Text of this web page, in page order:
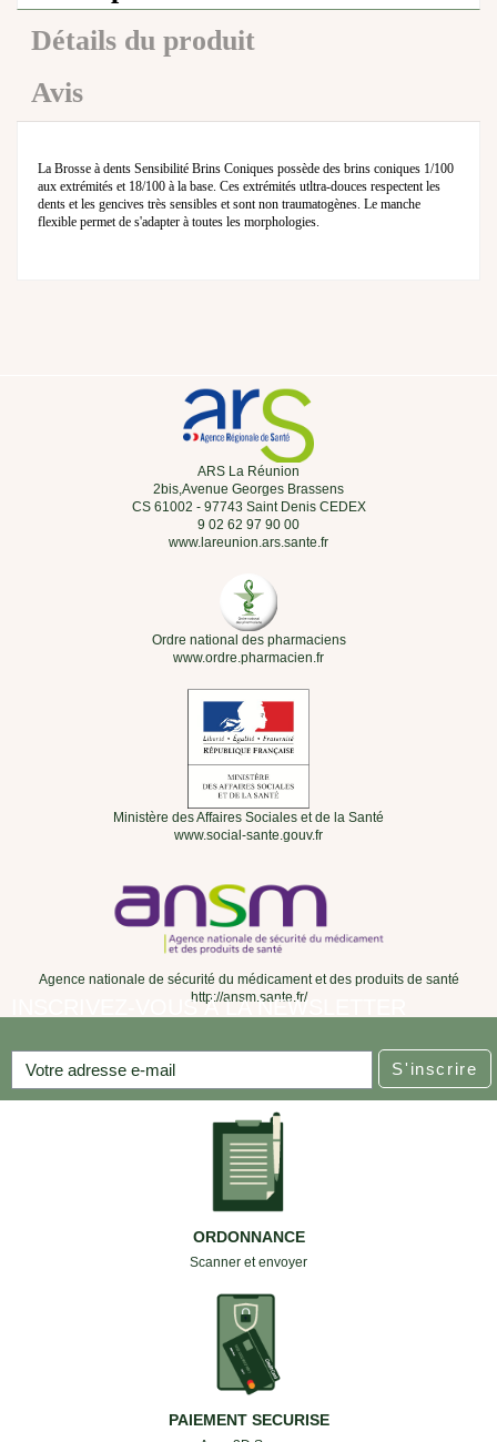
Détails du produit
Avis
La Brosse à dents Sensibilité Brins Coniques possède des brins coniques 1/100
aux extrémités et 18/100 à la base. Ces extrémités utltra-douces respectent les
dents et les gencives très sensibles et sont non traumatogènes. Le manche
flexible permet de s'adapter à toutes les morphologies.
ARS La Réunion
2bis,Avenue Georges Brassens
CS 61002 - 97743 Saint Denis CEDEX
9 02 62 97 90 00
www.lareunion.ars.sante.fr
Ordre national des pharmaciens
www.ordre.pharmacien.fr
Ministère des Affaires Sociales et de la Santé
www.social-sante.gouv.fr
Agence nationale de sécurité du médicament et des produits de santé
http://ansm.sante.fr/
INSCRIVEZ-VOUS À LA NEWSLETTER
S'inscrire
ORDONNANCE
Scanner et envoyer
PAIEMENT SECURISE